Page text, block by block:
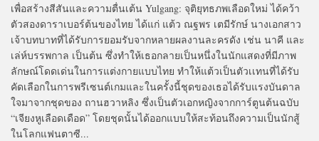
เพื่อสร้างสีสันและความตื่นเต้น Yulgang: จุติยุทธภพเลือดใหม่ ได้คว้า
ตัวสองดาราเบอร์ต้นของไทย ได้แก่ แต้ว ณฐพร เตมีรักษ์ นางเอกสาว
เจ้าบทบาทที่ได้รับการยอมรับจากหลายผลงานละครดัง เช่น นาคี และ
เล่ห์บรรพกาล เป็นต้น ซึ่งทำให้เธอกลายเป็นหนึ่งในนักแสดงที่มีภาพ
ลักษณ์โดดเด่นในการแต่งกายแบบไทย ทำให้แต้วเป็นตัวเเทนที่ได้รับ
คัดเลือกในการพรีเซนต์เกมและในครั้งนี้ชุดของเธอได้รับแรงบันดาล
ใจมาจากชุดของ ถานฮวาหลิง ซึ่งเป็นตัวเอกหญิงจากการ์ตูนต้นฉบับ
“เจียงหูเลือดเดือด” โดยชุดนั้นได้ออกแบบให้สะท้อนถึงความเป็นนักสู้
ในโลกแฟนตาซี...